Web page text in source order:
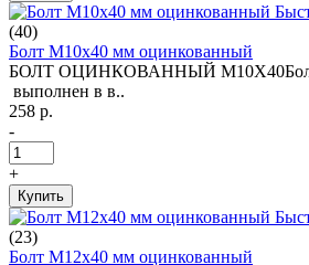
(40)
Болт М10х40 мм оцинкованный
БОЛТ ОЦИНКОВАННЫЙ М10Х40Болт
выполнен в в..
258 р.
-
+
Купить
(23)
Болт М12х40 мм оцинкованный